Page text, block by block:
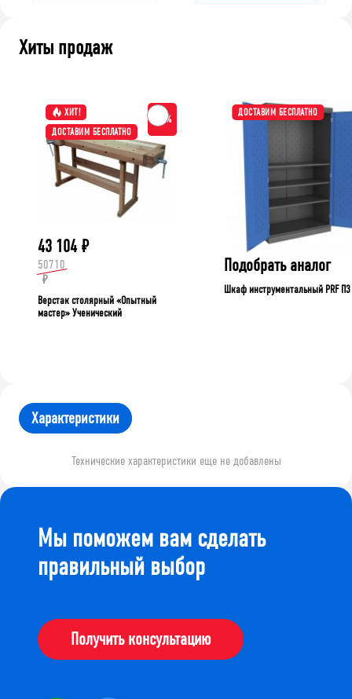
Хиты продаж
ХИТ!
ДОСТАВИМ БЕСПЛАТНО
-15%
43 104 ₽
50710
₽
Верстак столярный «Опытный
мастер» Ученический
ДОСТАВИМ БЕСПЛАТНО
Подобрать аналог
Шкаф инструментальный PRF П3
Характеристики
Технические характеристики еще не добавлены
Мы поможем вам сделать
правильный выбор
Получить консультацию